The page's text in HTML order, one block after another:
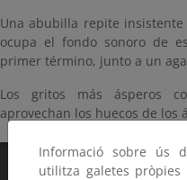
Una abubilla repite
ocupa el fondo sonoro de
primer término, junto a un
Los gritos más ásperos
aprovechan los huecos de los
Informació sobre ús
utilitza galetes